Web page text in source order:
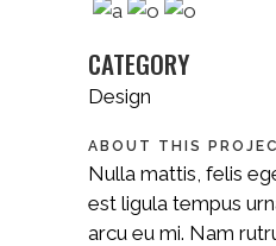
CATEGORY
Design
ABOUT THIS
Nulla mattis, felis
est ligula tempus
arcu eu mi. Nam